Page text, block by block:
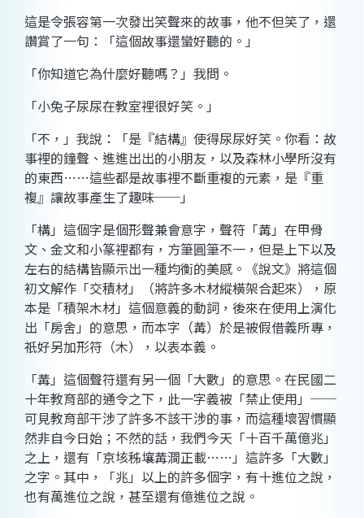
這是令張容第一次發出笑聲來的故事，他不但笑了，還
讚賞了一句：「這個故事還蠻好聽的。」
「你知道它為什麼好聽嗎？」我問。
「小兔子尿尿在教室裡很好笑。」
「不，」我說：「是『結構』使得尿尿好笑。你看：故
事裡的鐘聲、進進出出的小朋友，以及森林小學所沒有
的東西……這些都是故事裡不斷重複的元素，是『重
複』讓故事產生了趣味──」
「構」這個字是個形聲兼會意字，聲符「冓」在甲骨
文、金文和小篆裡都有，方筆圓筆不一，但是上下以及
左右的結構皆顯示出一種均衡的美感。《說文》將這個
初文解作「交積材」（將許多木材縱橫架合起來），原
本是「積架木材」這個意義的動詞，後來在使用上演化
出「房舍」的意思，而本字（冓）於是被假借義所專，
祇好另加形符（木），以表本義。
「冓」這個聲符還有另一個「大數」的意思。在民國二
十年教育部的通令之下，此一字義被「禁止使用」──
可見教育部干涉了許多不該干涉的事，而這種壞習慣顯
然非自今日始；不然的話，我們今天「十百千萬億兆」
之上，還有「京垓秭壤冓澗正載……」這許多「大數」
之字。其中，「兆」以上的許多個字，有十進位之說，
也有萬進位之說，甚至還有億進位之說。